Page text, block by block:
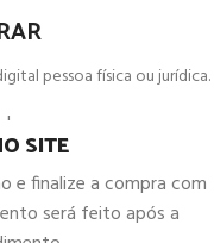
pessoa física ou jurídica.
SITE
e finalize a compra com
será feito após a